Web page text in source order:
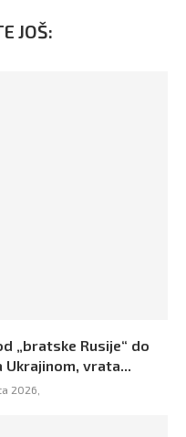
JOŠ:
„bratske Rusije“ do
Ukrajinom, vrata...
2026,